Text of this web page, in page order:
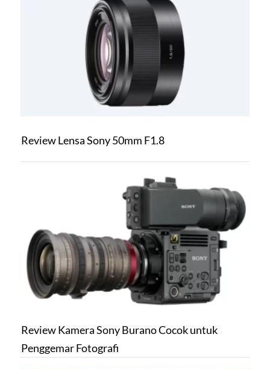
Review Lensa Sony 50mm F1.8
Review Kamera Sony Burano Cocok untuk
Penggemar Fotografi